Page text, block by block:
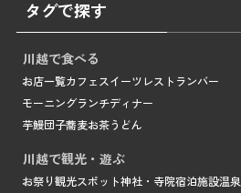
タグで探す
川越で食べる
お店一覧カフェ スイーツ レストランバー
モーニングランチディナー
芋鰻団子蕎麦お茶うどん
川越で観光・遊ぶ
お祭り 観光スポット神社・寺院宿泊施設温泉